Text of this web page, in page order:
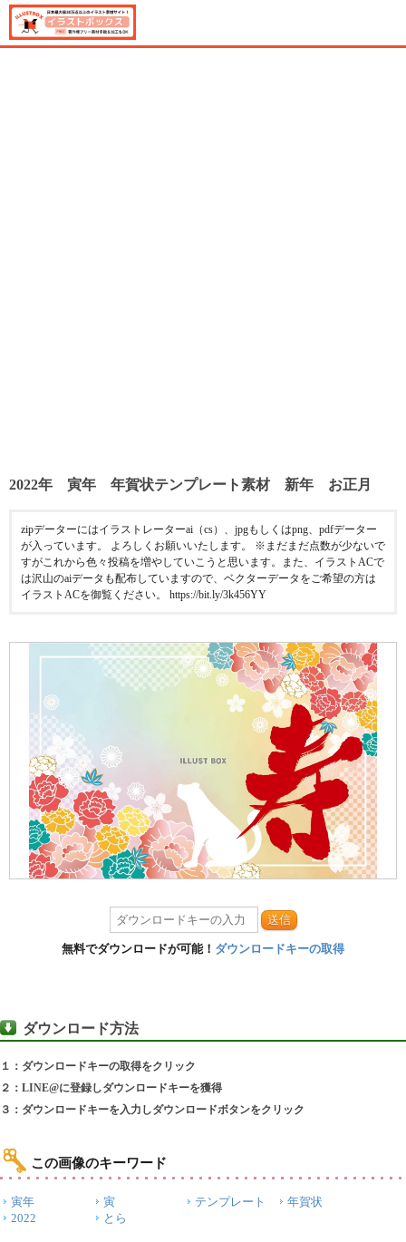
2022年 寅年 年賀状テンプレート素材 新年 お正月
zipデーターにはイラストレーターai（cs）、jpgもしくはpng、pdfデーター
が入っています。 よろしくお願いいたします。 ※まだまだ点数が少ないで
すがこれから色々投稿を増やしていこうと思います。また、イラストACで
は沢山のaiデータも配布していますので、ベクターデータをご希望の方は
イラストACを御覧ください。 https://bit.ly/3k456YY
送信
無料でダウンロードが可能！ ダウンロードキーの取得
ダウンロード方法
１：ダウンロードキーの取得をクリック
２：LINE@に登録しダウンロードキーを獲得
３：ダウンロードキーを入力しダウンロードボタンをクリック
この画像のキーワード
寅年 寅 テンプレート
年賀状
2022
とら